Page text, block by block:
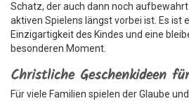
Schatz, der auch dann noch
aktiven Spielens längst vorbei ist. Es ist
Einzigartigkeit des Kindes und eine
besonderen Moment.
Christliche Geschenkideen
Für viele Familien spielen der Glaube